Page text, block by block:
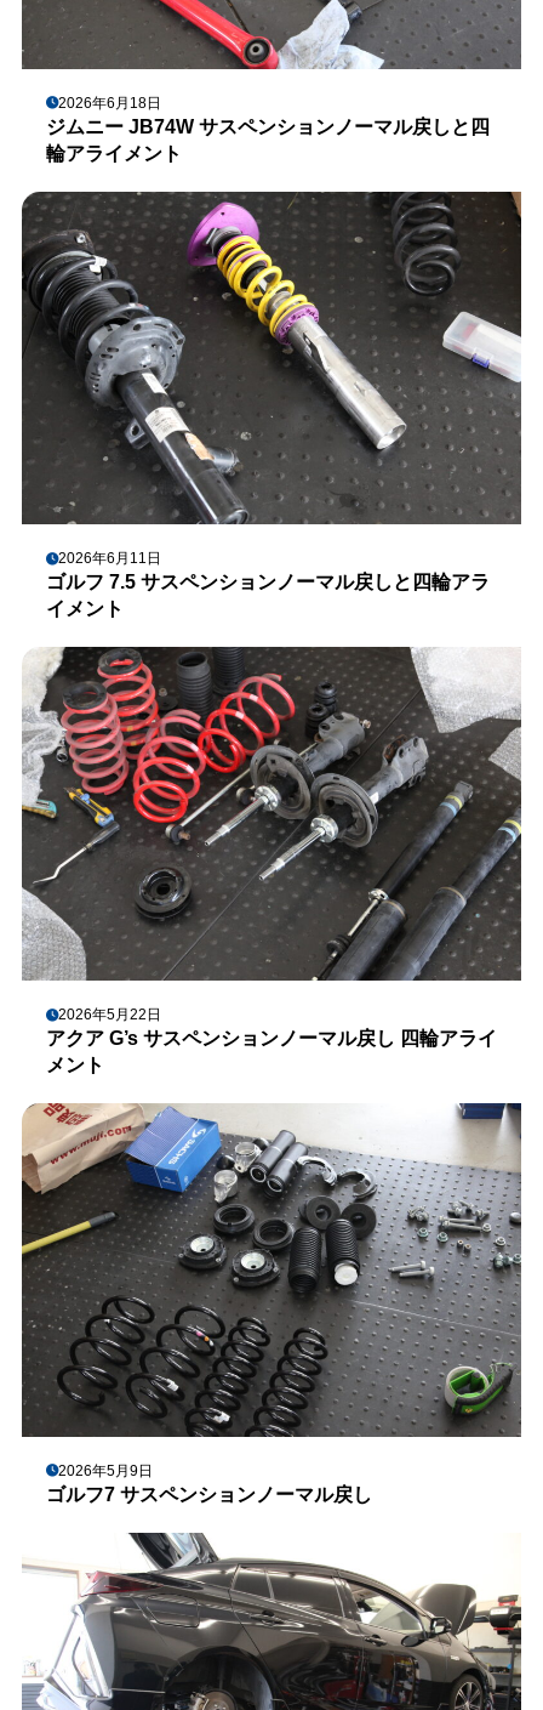
2026年6月18日
ジムニー JB74W サスペンションノーマル戻しと四
輪アライメント
2026年6月11日
ゴルフ 7.5 サスペンションノーマル戻しと四輪アラ
イメント
2026年5月22日
アクア G’s サスペンションノーマル戻し 四輪アライ
メント
2026年5月9日
ゴルフ7 サスペンションノーマル戻し